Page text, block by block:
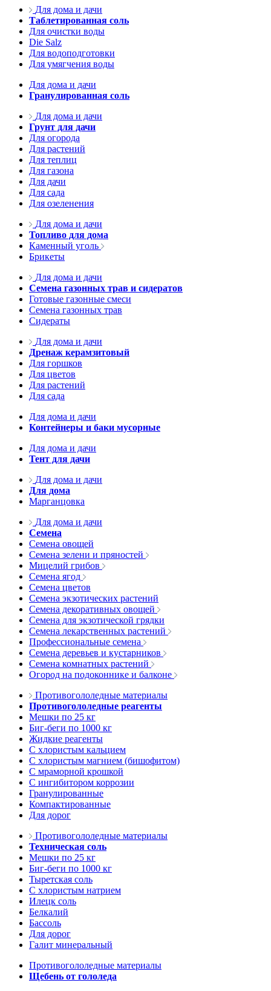
Для дома и дачи
Таблетированная соль
Для очистки воды
Die Salz
Для водоподготовки
Для умягчения воды
Для дома и дачи
Гранулированная соль
Для дома и дачи
Грунт для дачи
Для огорода
Для растений
Для теплиц
Для газона
Для дачи
Для сада
Для озеленения
Для дома и дачи
Топливо для дома
Каменный уголь
Брикеты
Для дома и дачи
Семена газонных трав и сидератов
Готовые газонные смеси
Семена газонных трав
Сидераты
Для дома и дачи
Дренаж керамзитовый
Для горшков
Для цветов
Для растений
Для сада
Для дома и дачи
Контейнеры и баки мусорные
Для дома и дачи
Тент для дачи
Для дома и дачи
Для дома
Марганцовка
Для дома и дачи
Семена
Семена овощей
Семена зелени и пряностей
Мицелий грибов
Семена ягод
Семена цветов
Семена экзотических растений
Семена декоративных овощей
Семена для экзотической грядки
Семена лекарственных растений
Профессиональные семена
Семена деревьев и кустарников
Семена комнатных растений
Огород на подоконнике и балконе
Противогололедные материалы
Противогололедные реагенты
Мешки по 25 кг
Биг-беги по 1000 кг
Жидкие реагенты
С хлористым кальцием
С хлористым магнием (бишофитом)
С мраморной крошкой
С ингибитором коррозии
Гранулированные
Компактированные
Для дорог
Противогололедные материалы
Техническая соль
Мешки по 25 кг
Биг-беги по 1000 кг
Тыретская соль
С хлористым натрием
Илецк соль
Белкалий
Бассоль
Для дорог
Галит минеральный
Противогололедные материалы
Щебень от гололеда